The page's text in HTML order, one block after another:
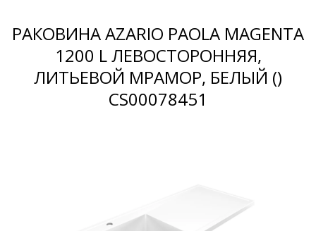
Мебель для ванных комнат
Ванны
РАКОВИНА AZARIO PAOLA MAGENTA
1200 L ЛЕВОСТОРОННЯЯ,
ЛИТЬЕВОЙ МРАМОР, БЕЛЫЙ ()
CS00078451